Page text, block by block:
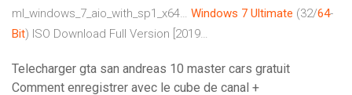
ml_windows_7_aio_with_sp1_x64… Windows 7 Ultimate (32/64-
Bit) ISO Download Full Version [2019…
Telecharger gta san andreas 10 master cars gratuit
Comment enregistrer avec le cube de canal +